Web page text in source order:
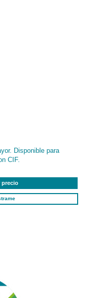
Disponible para
CIF.
precio